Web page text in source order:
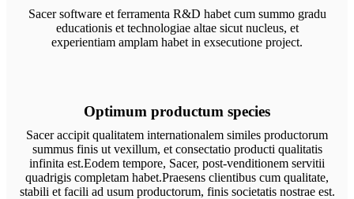
Sacer software et ferramenta R&D habet cum summo gradu
educationis et technologiae altae sicut nucleus, et
experientiam amplam habet in exsecutione project.
Optimum productum species
Sacer accipit qualitatem internationalem similes productorum
summus finis ut vexillum, et consectatio producti qualitatis
infinita est.Eodem tempore, Sacer, post-venditionem servitii
quadrigis completam habet.Praesens clientibus cum qualitate,
stabili et facili ad usum productorum, finis societatis nostrae est.